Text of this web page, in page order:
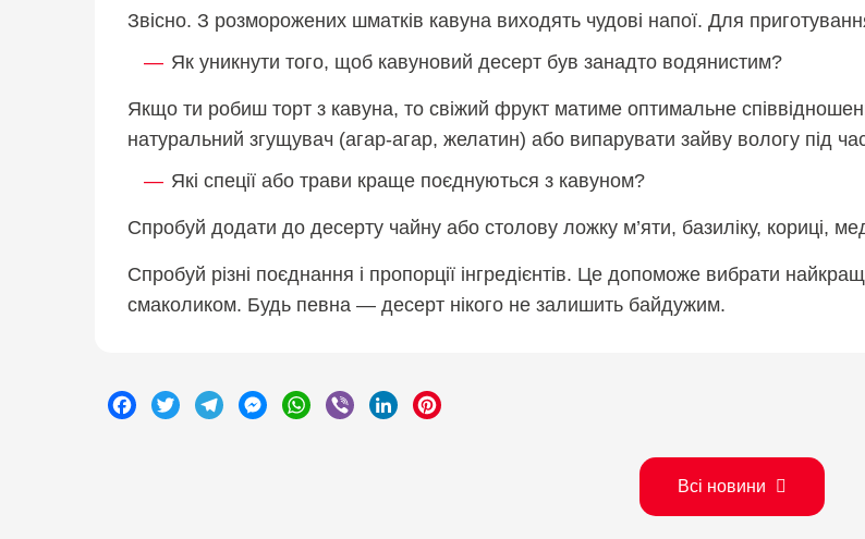
Звісно. З розморожених шматків кавуна виходять чудові напої. Для
Як уникнути того, щоб кавуновий десерт був занадто водянистим?
Якщо ти робиш торт з кавуна, то свіжий фрукт матиме оптимальне
натуральний згущувач (агар-агар, желатин) або випарувати зайву вологу під
Які спеції або трави краще поєднуються з кавуном?
Спробуй додати до десерту чайну або столову ложку м’яти, базиліку, кориці,
Спробуй різні поєднання і пропорції інгредієнтів. Це допоможе вибрати
смаколиком. Будь певна — десерт нікого не залишить байдужим.
Facebook
Twitter TelegramMessengerWhatsApp
Viber LinkedIn
Всі новини